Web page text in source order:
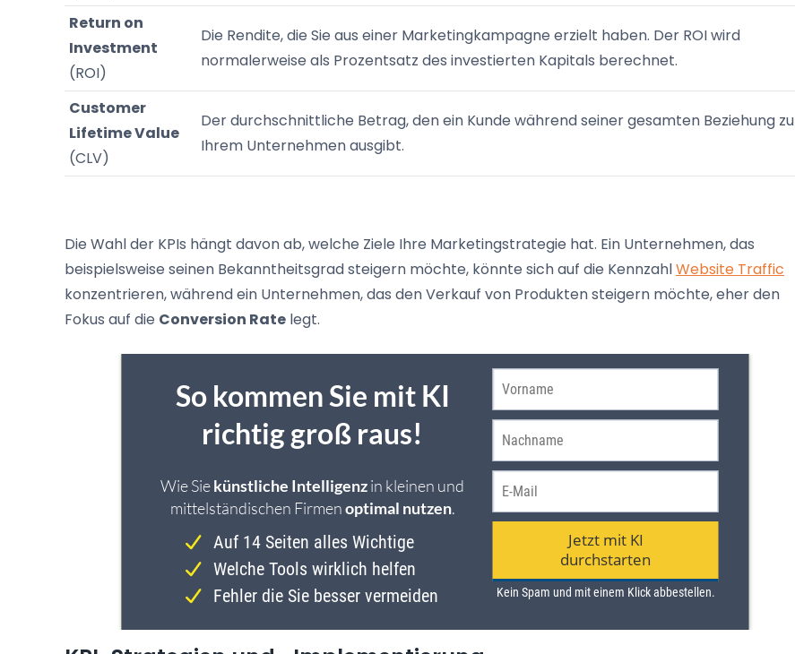
Return on
Investment
(ROI)
Die Rendite, die Sie aus einer Marketingkampagne erzielt haben. Der ROI wird
normalerweise als Prozentsatz des investierten Kapitals berechnet.
Customer
Lifetime Value
(CLV)
Der durchschnittliche Betrag, den ein Kunde während seiner gesamten Beziehung zu
Ihrem Unternehmen ausgibt.
Die Wahl der KPIs hängt davon ab, welche Ziele Ihre Marketingstrategie hat. Ein Unternehmen, das
beispielsweise seinen Bekanntheitsgrad steigern möchte, könnte sich auf die KennzahlWebsite Traffic
konzentrieren, während ein Unternehmen, das den Verkauf von Produkten steigern möchte, eher den
Fokus auf die Conversion Rate legt.